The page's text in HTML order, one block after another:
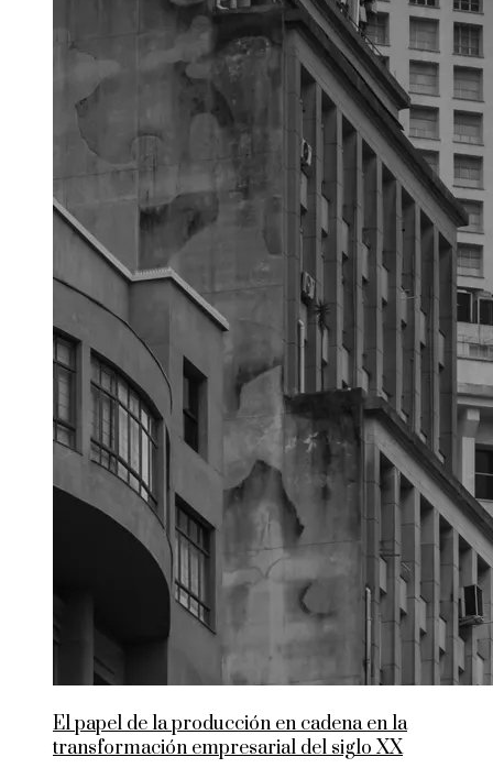
El papel de la producción en cadena en la
transformación empresarial del siglo XX